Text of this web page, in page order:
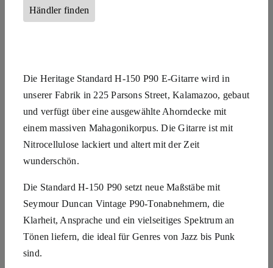
Händler finden
Die Heritage Standard H-150 P90 E-Gitarre wird in
unserer Fabrik in 225 Parsons Street, Kalamazoo, gebaut
und verfügt über eine ausgewählte Ahorndecke mit
einem massiven Mahagonikorpus. Die Gitarre ist mit
Nitrocellulose lackiert und altert mit der Zeit
wunderschön.
Die Standard H-150 P90 setzt neue Maßstäbe mit
Seymour Duncan Vintage P90-Tonabnehmern, die
Klarheit, Ansprache und ein vielseitiges Spektrum an
Tönen liefern, die ideal für Genres von Jazz bis Punk
sind.